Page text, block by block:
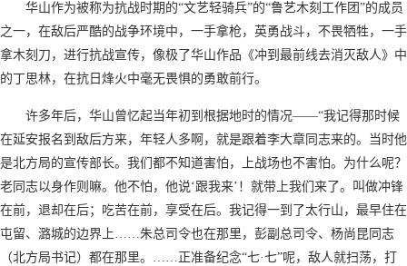
华山作为被称为抗战时期的“文艺轻骑兵”的“鲁艺木刻工作团”的成员
之一，在敌后严酷的战争环境中，一手拿枪，英勇战斗，不畏牺牲，一手
拿木刻刀，进行抗战宣传，像极了华山作品《冲到最前线去消灭敌人》中
的丁思林，在抗日烽火中毫无畏惧的勇敢前行。
许多年后，华山曾忆起当年初到根据地时的情况——“我记得那时候
在延安报名到敌后方来，年轻人多啊，就是跟着李大章同志来的。当时他
是北方局的宣传部长。我们都不知道害怕，上战场也不害怕。为什么呢？
老同志以身作则嘛。他不怕，他说‘跟我来’！就带上我们来了。叫做冲锋
在前，退却在后；吃苦在前，享受在后。我记得一到了太行山，最早住在
屯留、潞城的边界上……朱总司令也在那里，彭副总司令、杨尚昆同志
（北方局书记）都在那里。……正准备纪念“七·七”呢，敌人就扫荡，打